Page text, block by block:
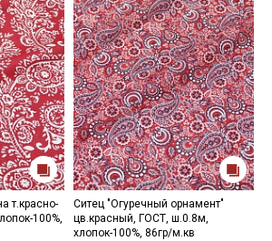
т.красно-
100%,
Ситец "Огуречный орнамент"
цв.красный, ГОСТ, ш.0.8м,
хлопок-100%, 86гр/м.кв